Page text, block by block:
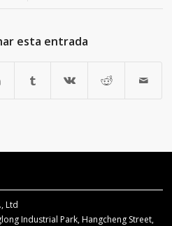
esta entrada
Ltd
Industrial Park, Hangcheng Street,